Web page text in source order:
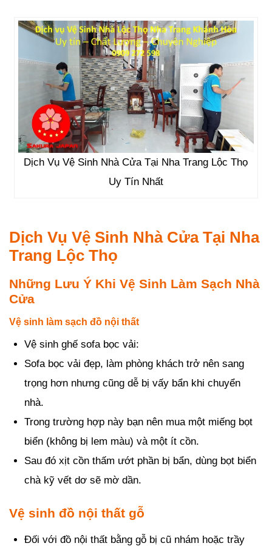
Dịch Vụ Vệ Sinh Nhà Cửa Tại Nha Trang Lộc Thọ
Uy Tín Nhất
Dịch Vụ Vệ Sinh Nhà Cửa Tại Nha
Trang Lộc Thọ
Những Lưu Ý Khi Vệ Sinh Làm Sạch Nhà
Cửa
Vệ sinh làm sạch đồ nội thất
Vệ sinh ghế sofa bọc vải:
Sofa bọc vải đẹp, làm phòng khách trở nên sang
trọng hơn nhưng cũng dễ bị vấy bẩn khi chuyển
nhà.
Trong trường hợp này bạn nên mua một miếng bọt
biển (không bị lem màu) và một ít cồn.
Sau đó xịt cồn thấm ướt phần bị bẩn, dùng bọt biển
chà kỹ vết dơ sẽ mờ dần.
Vệ sinh đồ nội thất gỗ
Đối với đồ nội thất bằng gỗ bị cũ nhám hoặc trầy